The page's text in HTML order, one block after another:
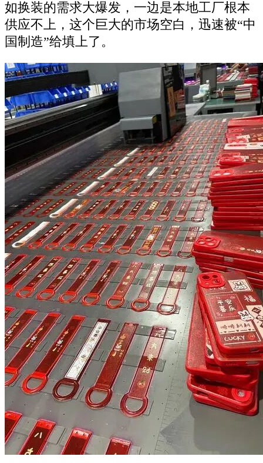
如换装的需求大爆发，一边是本地工厂根本
供应不上，这个巨大的市场空白，迅速被“中
国制造”给填上了。